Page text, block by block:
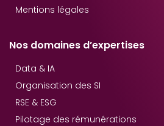
Mentions légales
Nos domaines d’expertises
Data & IA
Organisation des SI
RSE & ESG
Pilotage des rémunérations